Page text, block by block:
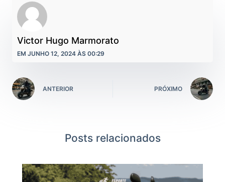
Victor Hugo Marmorato
EM JUNHO 12, 2024 ÀS 00:29
ANTERIOR PRÓXIMO
Posts relacionados